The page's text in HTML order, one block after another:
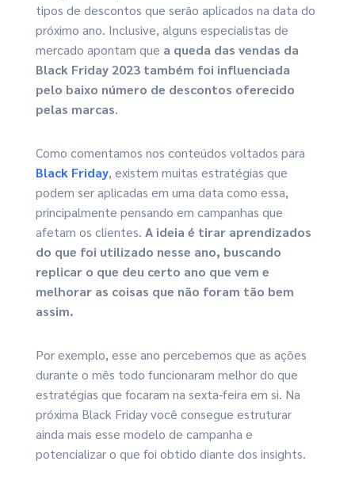
tipos de descontos que serão aplicados na data do
próximo ano. Inclusive, alguns especialistas de
mercado apontam que a queda das vendas da
Black Friday 2023 também foi influenciada
pelo baixo número de descontos oferecido
pelas marcas.
Como comentamos nos conteúdos voltados para
Black Friday, existem muitas estratégias que
podem ser aplicadas em uma data como essa,
principalmente pensando em campanhas que
afetam os clientes. A ideia é tirar aprendizados
do que foi utilizado nesse ano, buscando
replicar o que deu certo ano que vem e
melhorar as coisas que não foram tão bem
assim.
Por exemplo, esse ano percebemos que as ações
durante o mês todo funcionaram melhor do que
estratégias que focaram na sexta-feira em si. Na
próxima Black Friday você consegue estruturar
ainda mais esse modelo de campanha e
potencializar o que foi obtido diante dos insights.